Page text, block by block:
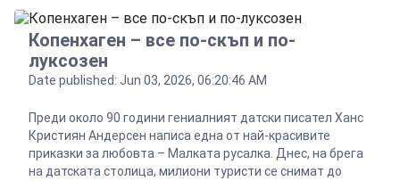
Копенхаген – все по-скъп и по-
луксозен
Date published: Jun 03, 2026, 06:20:46 AM
Преди около 90 години гениалният датски писател Ханс
Кристиян Андерсен написа една от най-красивите
приказки за любовта – Малката русалка. Днес, на брега
на датската столица, милиони туристи се снимат до